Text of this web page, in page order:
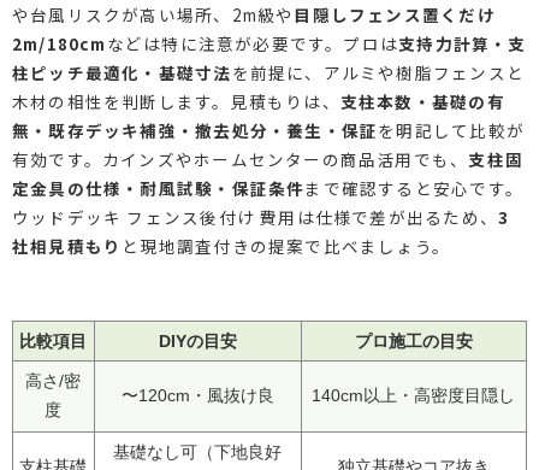
や台風リスクが高い場所、2m級や 目隠しフェンス置くだけ
2m/180cm などは特に注意が必要です。プロは支持力計算・支
柱ピッチ最適化・基礎寸法を前提に、アルミや樹脂フェンスと
木材の相性を判断します。見積もりは、 支柱本数・基礎の有
無・既存デッキ補強・撤去処分・養生・保証を明記して比較が
有効です。カインズやホームセンターの商品活用でも、 支柱固
定金具の仕様・耐風試験・保証条件まで確認すると安心です。
ウッドデッキ フェンス後付け 費用は仕様で差が出るため、 3
社相見積もり と現地調査付きの提案で比べましょう。
比較項目 DIYの目安 プロ施工の目安
高さ/密
度
〜120cm・風抜け良 140cm以上・高密度目隠し
基礎なし可（下地良好